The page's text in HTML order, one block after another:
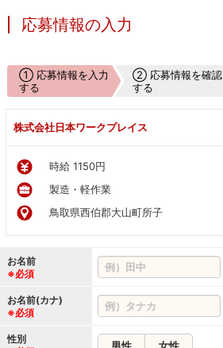
応募情報の入力
① 応募情報を入力
する
② 応募情報を確認
する
株式会社日本ワークプレイス
時給 1150円
製造・軽作業
鳥取県西伯郡大山町所子
お名前
※必須
お名前(カナ)
※必須
性別
男性 女性